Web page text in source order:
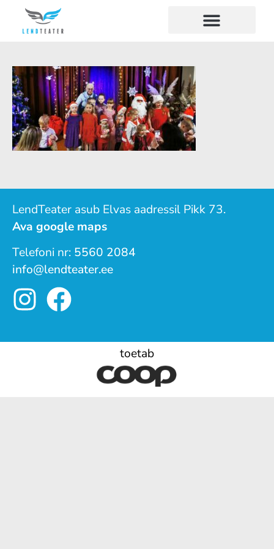
LendTeater asub Elvas aadressil Pikk 73.
Ava google maps
Telefoni nr: 5560 2084
info@lendteater.ee
toetab